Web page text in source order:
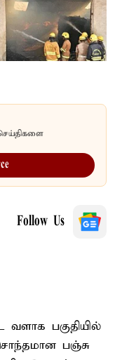
Follow Us
வளாக பகுதியில்
சொந்தமான பஞ்சு